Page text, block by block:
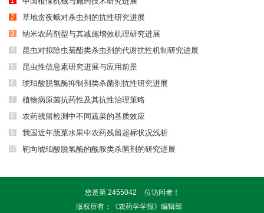
2 草地贪夜蛾对杀虫剂的抗性研究进展
3 纳米农药剂型与其减施增效机理研究进展
4 昆虫对拟除虫菊酯类杀虫剂的代谢抗性机制研究进展
5 昆虫性信息素研究进展与应用前景
6 琥珀酸脱氢酶抑制剂类杀菌剂抗性研究进展
7 植物病原菌抗药性及其抗性治理策略
8 农药残留检测中不同蔬菜的基质效应
9 我国近年蔬菜水果中农药残留超标状况浅析
10 靶向琥珀酸脱氢酶的酰胺类杀菌剂的研究进展
您是第 2455042
位访问者！
版权所有：《农药学学报》编辑部